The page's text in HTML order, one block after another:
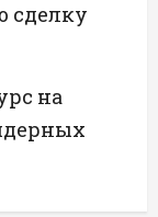
сделку
на